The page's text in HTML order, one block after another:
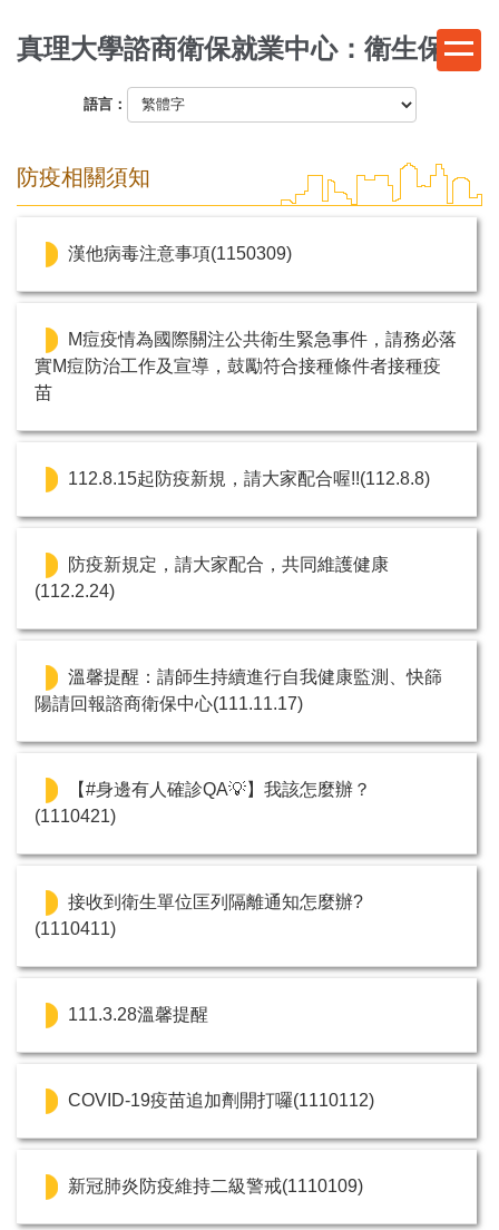
到
區
真理大學諮商衛保就業中心：衛生保健
語言：
防疫相關須知
漢他病毒注意事項(1150309)
M痘疫情為國際關注公共衛生緊急事件，請務必落
實M痘防治工作及宣導，鼓勵符合接種條件者接種疫
苗
112.8.15起防疫新規，請大家配合喔!!(112.8.8)
防疫新規定，請大家配合，共同維護健康
(112.2.24)
溫馨提醒：請師生持續進行自我健康監測、快篩
陽請回報諮商衛保中心(111.11.17)
【#身邊有人確診QA💡】我該怎麼辦？
(1110421)
接收到衛生單位匡列隔離通知怎麼辦?
(1110411)
111.3.28溫馨提醒
COVID-19疫苗追加劑開打囉(1110112)
新冠肺炎防疫維持二級警戒(1110109)